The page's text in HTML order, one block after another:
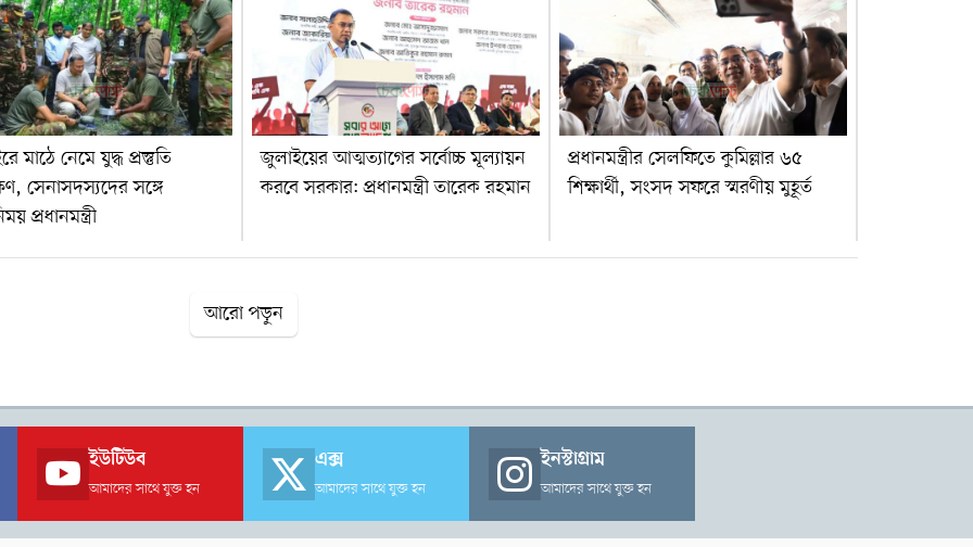
মাঠে নেমে যুদ্ধ প্রস্তুতি
সেনাসদস্যদের সঙ্গে
প্রধানমন্ত্রী
জুলাইয়ের আত্মত্যাগের সর্বোচ্চ মূল্যায়ন
করবে সরকার: প্রধানমন্ত্রী তারেক রহমান
প্রধানমন্ত্রীর সেলফিতে কুমিল্লার ৬৫
শিক্ষার্থী, সংসদ সফরে স্মরণীয় মুহূর্ত
আরো পড়ুন
ইউটিউব
আমাদের সাথে যুক্ত হন
এক্স
আমাদের সাথে যুক্ত হন
ইনস্টাগ্রাম
আমাদের সাথে যুক্ত হন